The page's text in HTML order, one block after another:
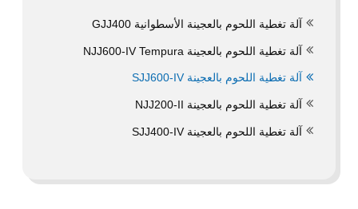
آلة تغطية اللحوم بالعجينة الأسطوانية GJJ400
آلة تغطية اللحوم بالعجينة Tempura NJJ600-IV
آلة تغطية اللحوم بالعجينة SJJ600-IV
آلة تغطية اللحوم بالعجينة NJJ200-II
آلة تغطية اللحوم بالعجينة SJJ400-IV